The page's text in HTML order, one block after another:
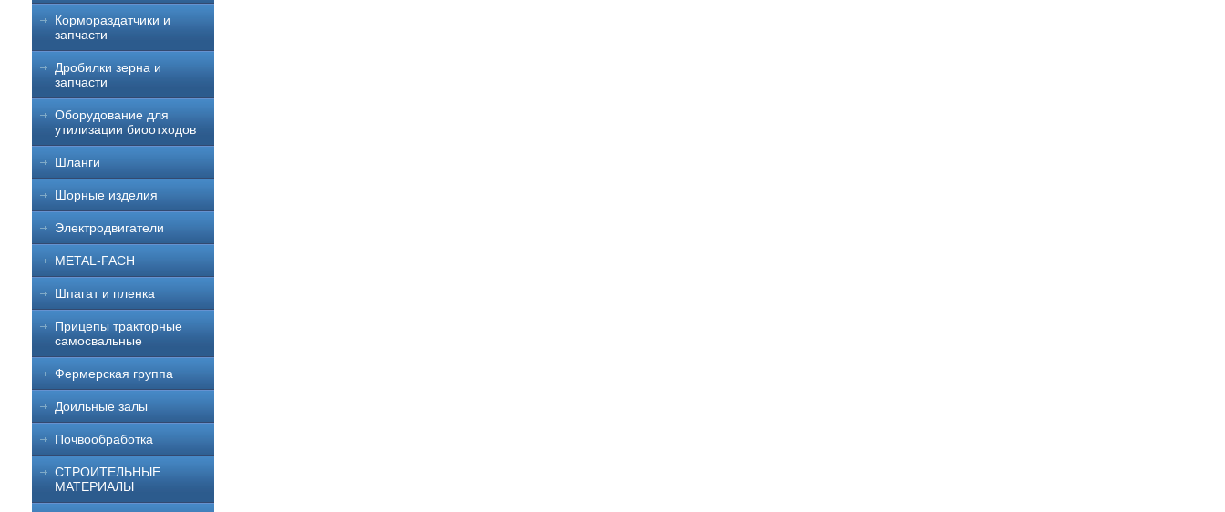
Кормораздатчики и
запчасти
Дробилки зерна и
запчасти
Оборудование для
утилизации биоотходов
Шланги
Шорные изделия
Электродвигатели
METAL-FACH
Шпагат и пленка
Прицепы тракторные
самосвальные
Фермерская группа
Доильные залы
Почвообработка
СТРОИТЕЛЬНЫЕ
МАТЕРИАЛЫ